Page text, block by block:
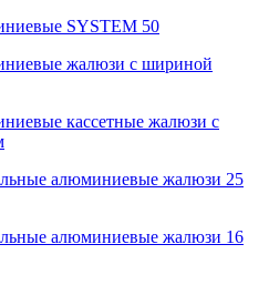
SYSTEM 50
жалюзи с шириной
кассетные жалюзи с
алюминиевые жалюзи 25
алюминиевые жалюзи 16